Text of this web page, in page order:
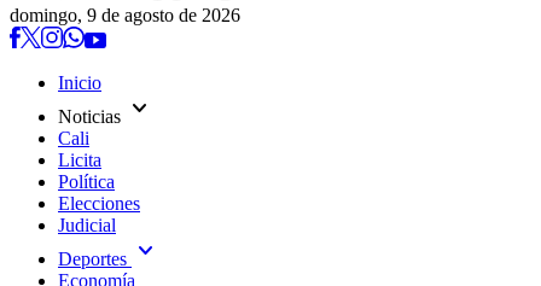
domingo, 9 de agosto de 2026
Inicio
Noticias expand_more
Cali
Licita
Política
Elecciones
Judicial
Deportes expand_more
Economía